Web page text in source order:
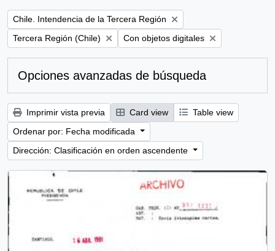
Remove filter:
Chile. Intendencia de la Tercera Región
Remove filter:
Tercera Región (Chile) Remove filter:
Con objetos digitales
Opciones avanzadas de búsqueda
Imprimir vista previa Card view
Table view
Ordenar por: Fecha modificada
Dirección: Clasificación en orden ascendente